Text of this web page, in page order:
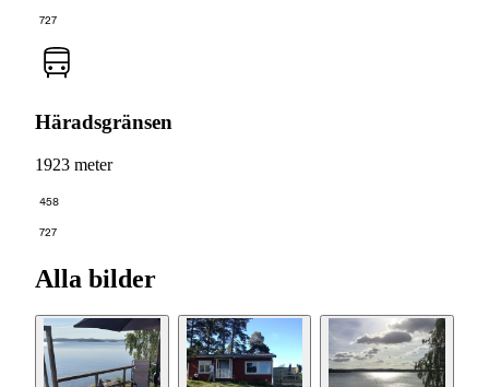
727
Häradsgränsen
1923 meter
458
727
Alla bilder